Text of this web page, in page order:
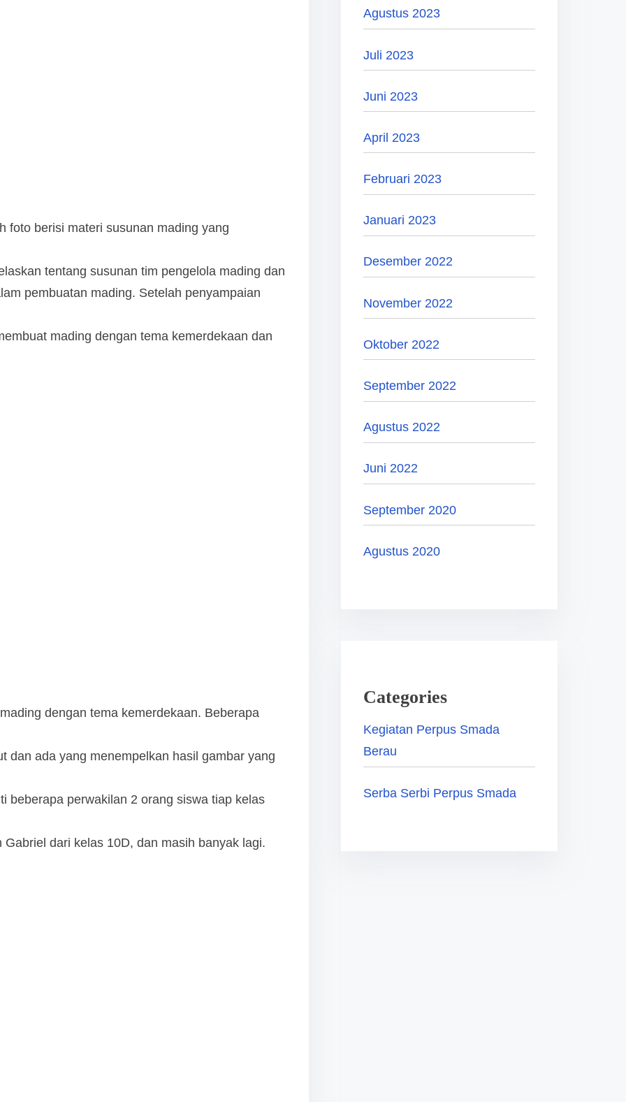
foto berisi materi susunan mading yang
tentang susunan tim pengelola mading dan
pembuatan mading. Setelah penyampaian
mading dengan tema kemerdekaan dan
dengan tema kemerdekaan. Beberapa
dan ada yang menempelkan hasil gambar yang
beberapa perwakilan 2 orang siswa tiap kelas
dari kelas 10D, dan masih banyak lagi.
Agustus 2023
Juli 2023
Juni 2023
April 2023
Februari 2023
Januari 2023
Desember 2022
November 2022
Oktober 2022
September 2022
Agustus 2022
Juni 2022
September 2020
Agustus 2020
Categories
Kegiatan Perpus Smada
Berau
Serba Serbi Perpus Smada